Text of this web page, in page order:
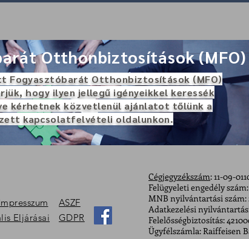
Otthonbiztosítások (MFO)
Fogyasztóbarát Otthonbiztosítások (MFO)
hogy ilyen jellegű igényeikkel keressék
kérhetnek közvetlenül ajánlatot tőlünk a
kapcsolatfelvételi oldalunkon.
ASZF
Cégjegyzékszám: 11-09-
Felügyeleti engedély
MNB nyilvántartási szám:
Adatkezelési
Felelősségbiztosítás:
Ügyfélszámla: Raiffeisen
Eljárásai GDPR